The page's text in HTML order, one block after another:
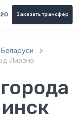
Заказать трансфер

Лиозно